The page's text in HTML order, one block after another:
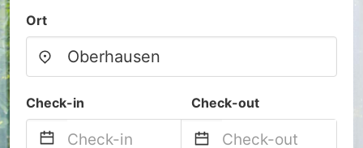
Ort
Check-in Check-out